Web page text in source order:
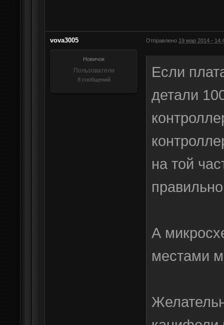
vova3005 Отправлено 19 мар 2014 -
Новичок
Пользователи
8 сообщений
Если
детали
на той
А
местами